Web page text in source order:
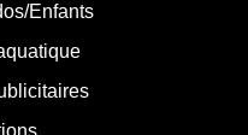
Enfants